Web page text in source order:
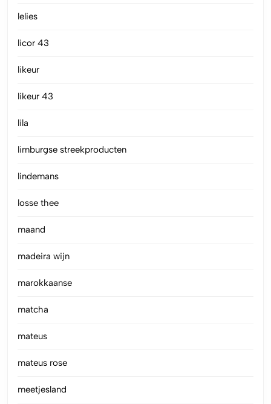
lelies
licor 43
likeur
likeur 43
lila
limburgse streekproducten
lindemans
losse thee
maand
madeira wijn
marokkaanse
matcha
mateus
mateus rose
meetjesland